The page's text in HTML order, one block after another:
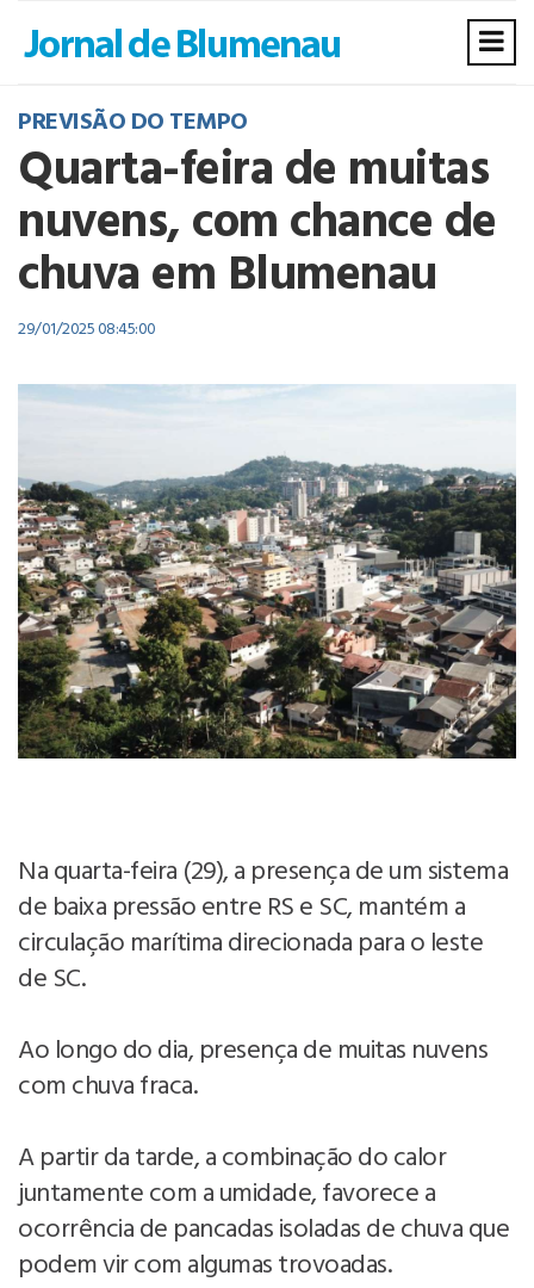
PREVISÃO DO TEMPO
Quarta-feira de muitas
nuvens, com chance de
chuva em Blumenau
29/01/2025 08:45:00
Na quarta-feira (29), a presença de um sistema
de baixa pressão entre RS e SC, mantém a
circulação marítima direcionada para o leste
de SC.
Ao longo do dia, presença de muitas nuvens
com chuva fraca.
A partir da tarde, a combinação do calor
juntamente com a umidade, favorece a
ocorrência de pancadas isoladas de chuva que
podem vir com algumas trovoadas.